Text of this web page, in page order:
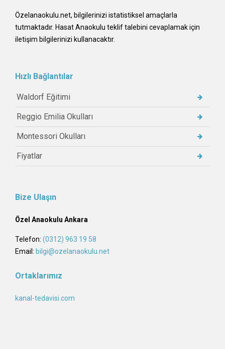
Özelanaokulu.net, bilgilerinizi istatistiksel amaçlarla
tutmaktadır. Hasat Anaokulu teklif talebini cevaplamak için
iletişim bilgilerinizi kullanacaktır.
Hızlı Bağlantılar
Waldorf Eğitimi
Reggio Emilia Okulları
Montessori Okulları
Fiyatlar
Bize Ulaşın
Özel Anaokulu Ankara
Telefon: (0312) 963 19 58
Email: bilgi@ozelanaokulu.net
Ortaklarımız
kanal-tedavisi.com